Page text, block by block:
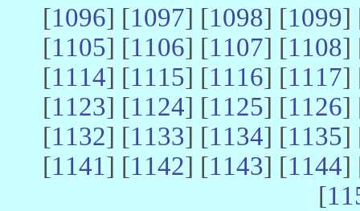
[1096] [1097] [1098] [1099]
[1105] [1106] [1107] [1108]
[1114] [1115] [1116] [1117]
[1123] [1124] [1125] [1126]
[1132] [1133] [1134] [1135]
[1141] [1142] [1143] [1144]
[